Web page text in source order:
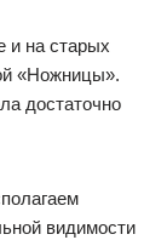
и на старых
«Ножницы».
достаточно
видимости